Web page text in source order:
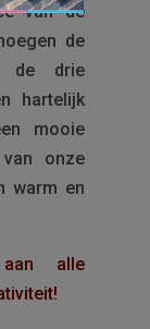
van de
de
de drie
hartelijk
mooie
onze
warm en
aan alle